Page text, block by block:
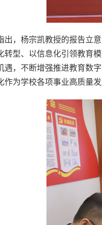
出，杨宗凯教授的报告立
转型、以信息化引领教育
遇，不断增强推进教育数
为学校各项事业高质量